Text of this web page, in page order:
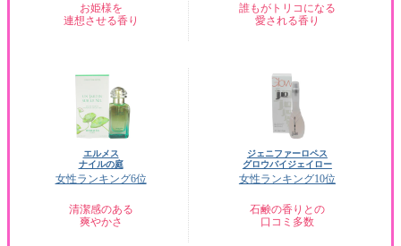
お姫様を
連想させる香り
誰もがトリコになる
愛される香り
エルメス
ナイルの庭
女性ランキング6位
清潔感のある
爽やかさ
ジェニファーロペス
グロウバイジェイロー
女性ランキング10位
石鹸の香りとの
口コミ多数